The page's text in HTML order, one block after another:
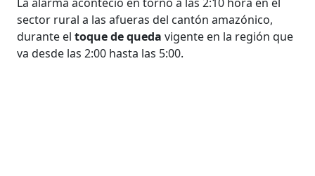
sector rural a las afueras del cantón amazónico,
durante el toque de queda vigente en la región que
va desde las 2:00 hasta las 5:00.